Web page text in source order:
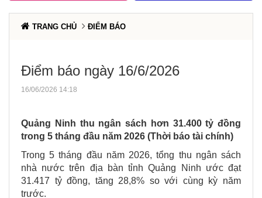
TRANG CHỦ ĐIỂM BÁO
Điểm báo ngày 16/6/2026
16/06/2026 14:18
Quảng Ninh thu ngân sách hơn 31.400 tỷ đồng
trong 5 tháng đầu năm 2026 (Thời báo tài chính)
Trong 5 tháng đầu năm 2026, tổng thu ngân sách
nhà nước trên địa bàn tỉnh Quảng Ninh ước đạt
31.417 tỷ đồng, tăng 28,8% so với cùng kỳ năm
trước.